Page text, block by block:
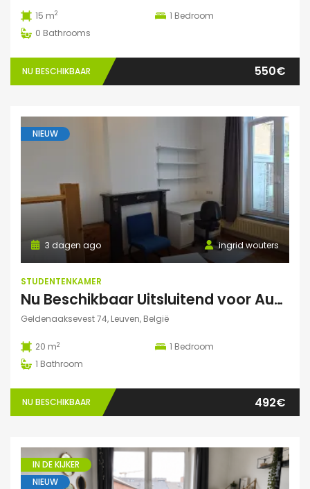
15 m2 1 Bedroom
0 Bathrooms
NU BESCHIKBAAR 550€
NIEUW
ingrid wouters
3 dagen ago
STUDENTENKAMER
Nu Beschikbaar Uitsluitend voor Augustus 2026 in Leuven
Geldenaaksevest 74, Leuven, België
20 m2 1 Bedroom
1 Bathroom
NU BESCHIKBAAR 492€
IN DE KIJKER
NIEUW